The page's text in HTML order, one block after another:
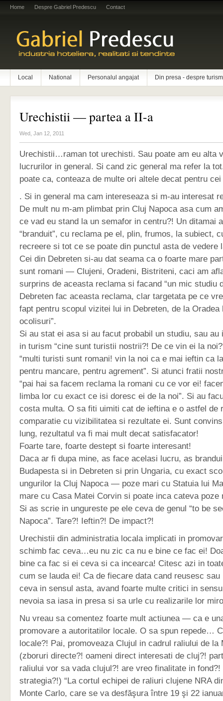
Home Despre Gabriel Predescu Contact
Local National Personalul angajat Din presa - despre turism
Urechistii — partea a II-a
Wed, Jan 12, 2011
Urechistii…raman tot urechisti. Sau poate am eu alta
lucrurilor in general. Si cand zic general ma refer la
poate ca, conteaza de multe ori altele decat pentru
. Si in general ma cam intereseaza si m-au interesat
De mult nu m-am plimbat prin Cluj Napoca asa cum
ce vad eu stand la un semafor in centru?! Un ditamai
“branduit”, cu reclama pe el, plin, frumos, la subiect,
recreere si tot ce se poate din punctul asta de vedere
Cei din Debreten si-au dat seama ca o foarte mare
sunt romani — Clujeni, Oradeni, Bistriteni, caci am
surprins de aceasta reclama si facand “un mic studiu
Debreten fac aceasta reclama, clar targetata pe ce
fapt pentru scopul vizitei lui in Debreten, de la Oradea
ocolisuri”.
Si au stat ei asa si au facut probabil un studiu, sau au
in turism “cine sunt turistii nostrii?! De ce vin ei la
“multi turisti sunt romani! vin la noi ca e mai ieftin ca
pentru mancare, pentru agrement”. Si atunci fratii
“pai hai sa facem reclama la romani cu ce vor ei!
limba lor cu exact ce isi doresc ei de la noi”. Si au
costa multa. O sa fiti uimiti cat de ieftina e o astfel de
comparatie cu vizibilitatea si rezultate ei. Sunt
lung, rezultatul va fi mai mult decat satisfacator!
Foarte tare, foarte destept si foarte interesant!
Daca ar fi dupa mine, as face acelasi lucru, as
Budapesta si in Debreten si prin Ungaria, cu exact
ungurilor la Cluj Napoca — poze mari cu Statuia lui
mare cu Casa Matei Corvin si poate inca cateva
Si as scrie in ungureste pe ele ceva de genul “to be
Napoca”. Tare?! Ieftin?! De impact?!
Urechistii din administratia locala implicati in
schimb fac ceva…eu nu zic ca nu e bine ce fac ei!
bine ca fac si ei ceva si ca incearca! Citesc azi in
cum se lauda ei! Ca de fiecare data cand reusesc
ceva in sensul asta, avand foarte multe critici in
nevoia sa iasa in presa si sa urle cu realizarile lor
Nu vreau sa comentez foarte mult actiunea — ca e
promovare a autoritatilor locale. O sa spun repede…
locale?! Pai, promoveaza Clujul in cadrul raliului de la
(zboruri directe?! oameni direct interesati de cluj?!
raliului vor sa vada clujul?! are vreo finalitate in fond?!
strategia?!) “La cortul echipei de raliuri clujene NRA
Monte Carlo, care se va desfăşura între 19 şi 22